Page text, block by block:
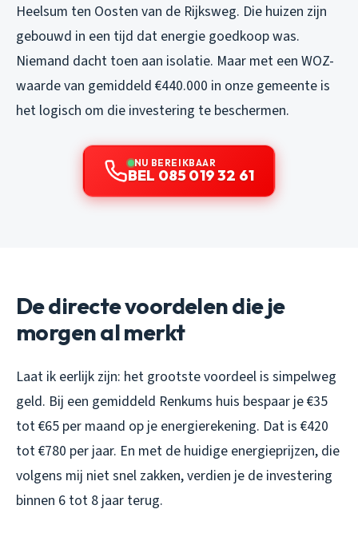
Heelsum ten Oosten van de Rijksweg. Die huizen zijn
gebouwd in een tijd dat energie goedkoop was.
Niemand dacht toen aan isolatie. Maar met een WOZ-
waarde van gemiddeld €440.000 in onze gemeente is
het logisch om die investering te beschermen.
NU BEREIKBAAR
BEL 085 019 32 61
De directe voordelen die je
morgen al merkt
Laat ik eerlijk zijn: het grootste voordeel is simpelweg
geld. Bij een gemiddeld Renkums huis bespaar je €35
tot €65 per maand op je energierekening. Dat is €420
tot €780 per jaar. En met de huidige energieprijzen, die
volgens mij niet snel zakken, verdien je de investering
binnen 6 tot 8 jaar terug.